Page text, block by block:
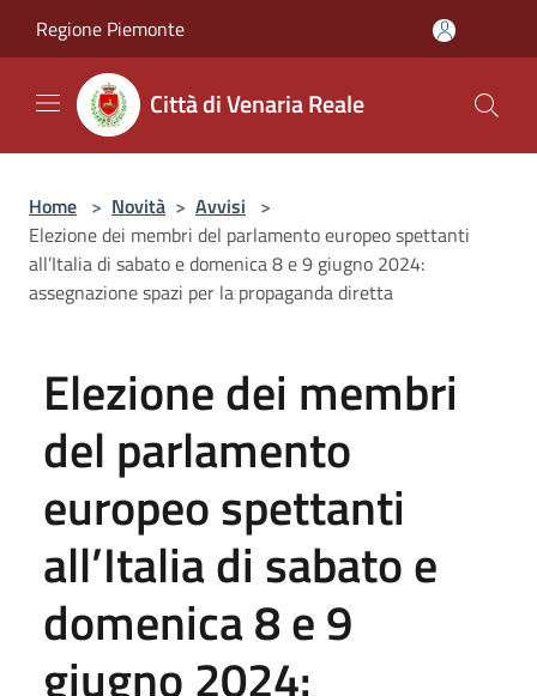
Regione Piemonte
Città di Venaria Reale
Home > Novità > Avvisi >
Elezione dei membri del parlamento europeo spettanti
all’Italia di sabato e domenica 8 e 9 giugno 2024:
assegnazione spazi per la propaganda diretta
Elezione dei membri
del parlamento
europeo spettanti
all’Italia di sabato e
domenica 8 e 9
giugno 2024: